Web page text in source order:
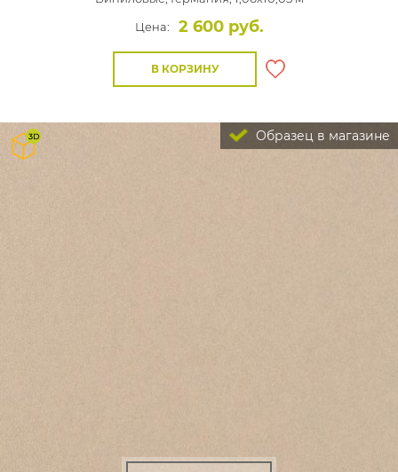
Цена:
2 600 руб.
В КОРЗИНУ
Образец в магазине